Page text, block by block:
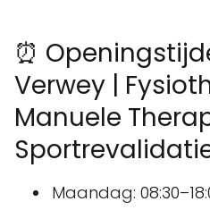
⏰
Verwey |
Manuele
Maandag: